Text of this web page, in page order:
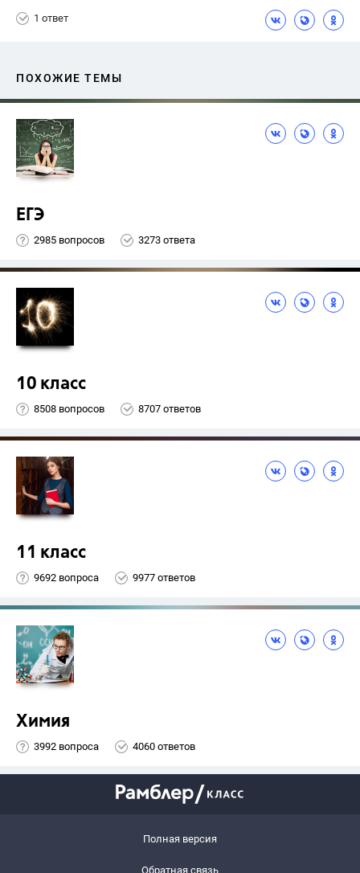
1 ответ
ПОХОЖИЕ ТЕМЫ
ЕГЭ
2985 вопросов 3273 ответа
10 класс
8508 вопросов 8707 ответов
11 класс
9692 вопроса 9977 ответов
Химия
3992 вопроса 4060 ответов
Полная версия
Обратная связь